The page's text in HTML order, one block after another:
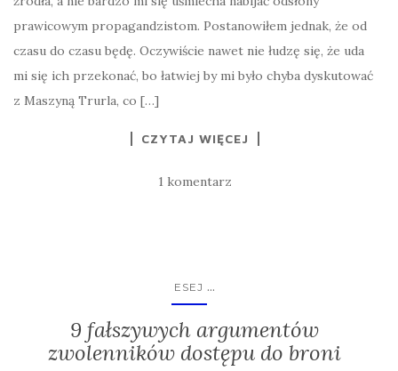
prawicowym propagandzistom. Postanowiłem jednak, że od
czasu do czasu będę. Oczywiście nawet nie łudzę się, że uda
mi się ich przekonać, bo łatwiej by mi było chyba dyskutować
z Maszyną Trurla, co […]
CZYTAJ WIĘCEJ
1 komentarz
ESEJ ...
9 fałszywych argumentów
zwolenników dostępu do broni